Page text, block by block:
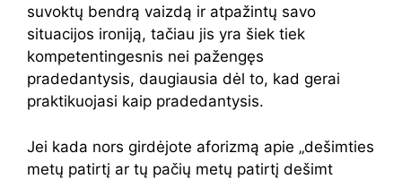
suvoktų bendrą vaizdą ir atpažintų savo
situacijos ironiją, tačiau jis yra šiek tiek
kompetentingesnis nei pažengęs
pradedantysis, daugiausia dėl to, kad gerai
praktikuojasi kaip pradedantysis.
Jei kada nors girdėjote aforizmą apie „dešimties
metų patirtį ar tų pačių metų patirtį dešimt